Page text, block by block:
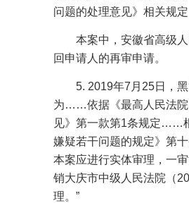
问题的处理意见》相关规
本案中，安徽省高级
回申请人的再审申请。
5. 2019年7 月 25日，
为……依据《最高人民法院
见》第一款第1条规定……
嫌疑若干问题的规定》第
本案应进行实体审理，一
销大庆市中级人民法院（
理。”